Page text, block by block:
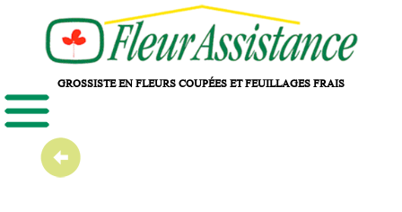
GROSSISTE EN FLEURS COUPÉES ET FEUILLAGES FRAIS